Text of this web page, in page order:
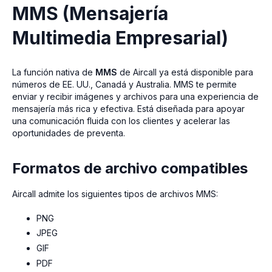
MMS (Mensajería
Multimedia Empresarial)
La función nativa de MMS de Aircall ya está disponible para
números de EE. UU., Canadá y Australia. MMS te permite
enviar y recibir imágenes y archivos para una experiencia de
mensajería más rica y efectiva. Está diseñada para apoyar
una comunicación fluida con los clientes y acelerar las
oportunidades de preventa.
Formatos de archivo compatibles
Aircall admite los siguientes tipos de archivos MMS:
PNG
JPEG
GIF
PDF